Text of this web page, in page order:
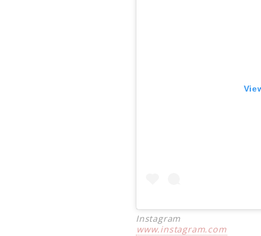
Instagram
www.instagram.com